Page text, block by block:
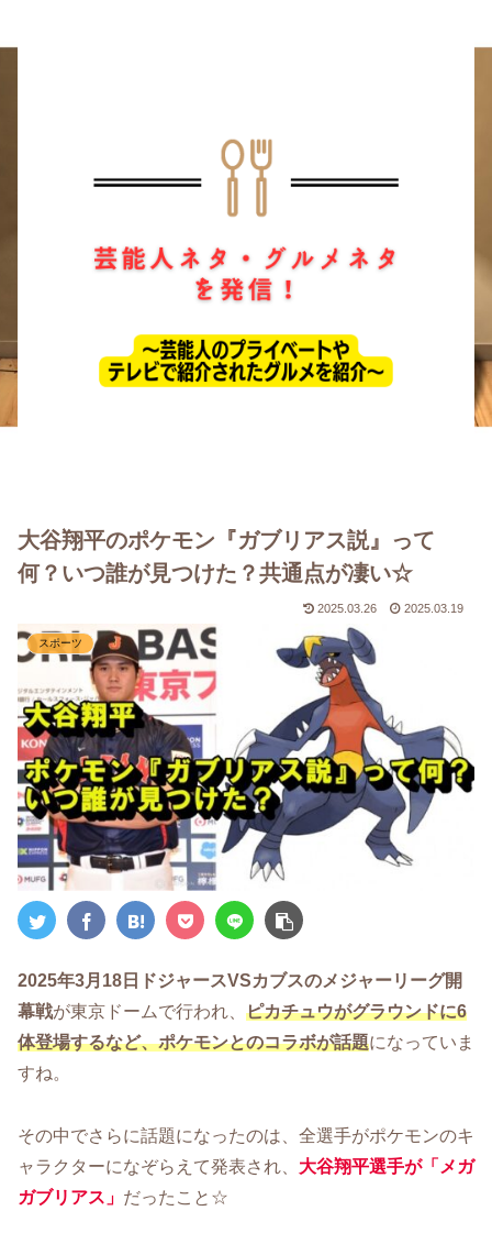
大谷翔平のポケモン『ガブリアス説』って
何？いつ誰が見つけた？共通点が凄い☆
2025.03.26 2025.03.19
スポーツ
2025年3月18日ドジャースVSカブスのメジャーリーグ開
幕戦が東京ドームで行われ、 ピカチュウがグラウンドに6
体登場するなど、ポケモンとのコラボが話題になっていま
すね。
その中でさらに話題になったのは、全選手がポケモンのキ
ャラクターになぞらえて発表され、 大谷翔平選手が「メガ
ガブリアス」 だったこと☆